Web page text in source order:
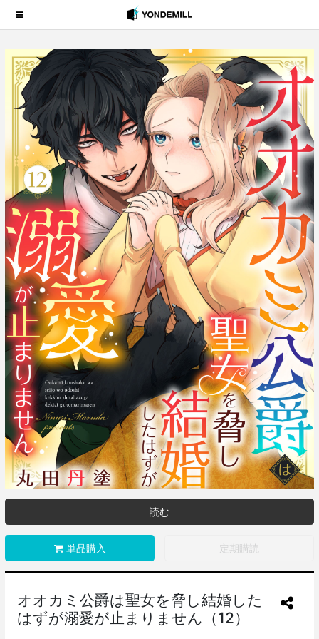
読む
単品購入 定期購読
オオカミ公爵は聖女を脅し結婚した
はずが溺愛が止まりません（12）